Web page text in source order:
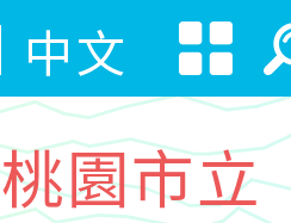
中文
桃園市立